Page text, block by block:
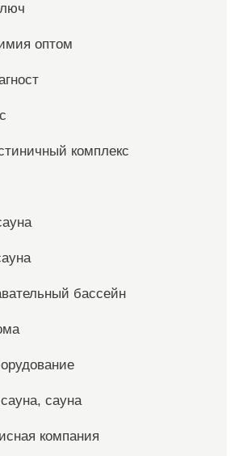
оптом
комплекс
бассейн
сауна
компания